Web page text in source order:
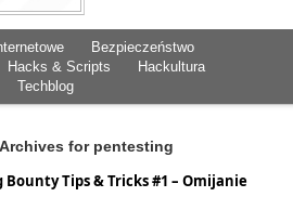
Bezpieczeństwo
Hacks & Scripts
Hackultura
Techblog
Archives for pentesting
Bounty Tips & Tricks #1 – Omijanie